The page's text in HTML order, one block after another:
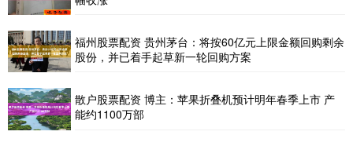
福州股票配资 贵州茅台：将按60亿元上限金额回购剩余
股份，并已着手起草新一轮回购方案
散户股票配资 博主：苹果折叠机预计明年春季上市 产
能约1100万部